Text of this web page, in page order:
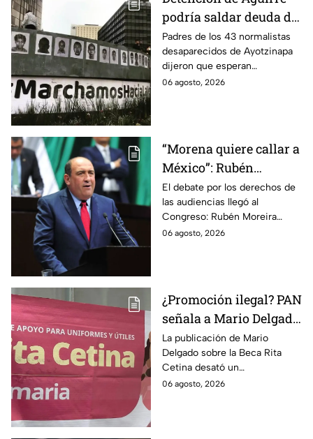
podría saldar deuda de
justicia: padres de los
43 de Ayotzinapa
Padres de los 43 normalistas
desaparecidos de Ayotzinapa
dijeron que esperan
información oficial sobre la
06 agosto, 2026
“Morena quiere callar a
México”: Rubén
Moreira pide frenar
discusión de
lineamientos de
audiencias hasta
El debate por los derechos de
las audiencias llegó al
Congreso: Rubén Moreira
reclama una consulta con
06 agosto, 2026
¿Promoción ilegal? PAN
señala a Mario Delgado
por publicación sobre
la Beca Rita Cetina
La publicación de Mario
Delgado sobre la Beca Rita
Cetina desató un
enfrentamiento entre Morena
06 agosto, 2026